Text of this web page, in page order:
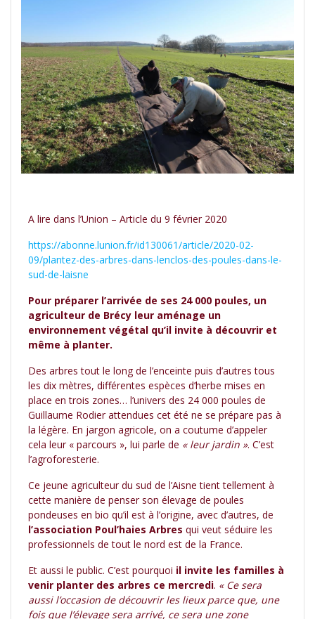
A lire dans l’Union – Article du 9 février 2020
https://abonne.lunion.fr/id130061/article/2020-02-
09/plantez-des-arbres-dans-lenclos-des-poules-dans-le-
sud-de-laisne
Pour préparer l’arrivée de ses 24 000 poules, un
agriculteur de Brécy leur aménage un
environnement végétal qu’il invite à découvrir et
même à planter.
Des arbres tout le long de l’enceinte puis d’autres tous
les dix mètres, différentes espèces d’herbe mises en
place en trois zones… l’univers des 24 000 poules de
Guillaume Rodier attendues cet été ne se prépare pas à
la légère. En jargon agricole, on a coutume d’appeler
cela leur « parcours », lui parle de « leur jardin ». C’est
l’agroforesterie.
Ce jeune agriculteur du sud de l’Aisne tient tellement à
cette manière de penser son élevage de poules
pondeuses en bio qu’il est à l’origine, avec d’autres, de
l’association Poul’haies Arbres qui veut séduire les
professionnels de tout le nord est de la France.
Et aussi le public. C’est pourquoi il invite les familles à
venir planter des arbres ce mercredi. « Ce sera
aussi l’occasion de découvrir les lieux parce que, une
fois que l’élevage sera arrivé, ce sera une zone